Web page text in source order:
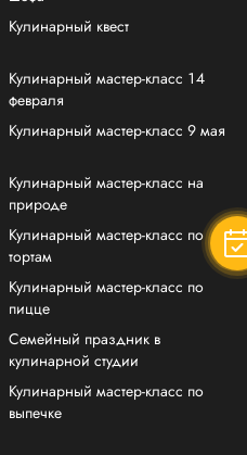
Кулинарный квест
Кулинарный мастер-класс 14
февраля
Кулинарный мастер-класс 9 мая
Кулинарный мастер-класс на
природе
Кулинарный мастер-класс по
тортам
Кулинарный мастер-класс по
пицце
Семейный праздник в
кулинарной студии
Кулинарный мастер-класс по
выпечке